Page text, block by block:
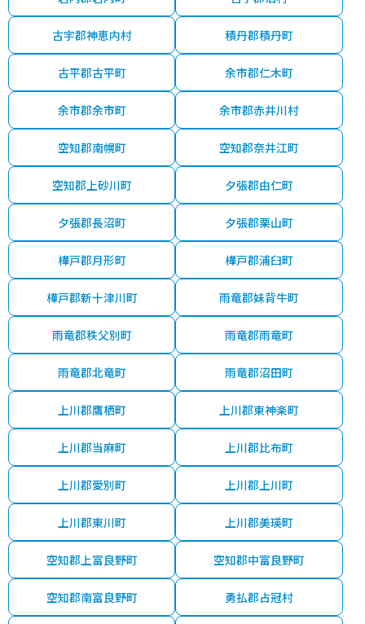
古宇郡神恵内村 積丹郡積丹町
古平郡古平町 余市郡仁木町
余市郡余市町 余市郡赤井川村
空知郡南幌町 空知郡奈井江町
空知郡上砂川町 夕張郡由仁町
夕張郡長沼町 夕張郡栗山町
樺戸郡月形町 樺戸郡浦臼町
樺戸郡新十津川町 雨竜郡妹背牛町
雨竜郡秩父別町 雨竜郡雨竜町
雨竜郡北竜町 雨竜郡沼田町
上川郡鷹栖町 上川郡東神楽町
上川郡当麻町 上川郡比布町
上川郡愛別町 上川郡上川町
上川郡東川町 上川郡美瑛町
空知郡上富良野町 空知郡中富良野町
空知郡南富良野町 勇払郡占冠村